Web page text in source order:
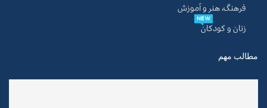
فرهنگ، هنر و آموزش
زنان و کودکان
NEW
مطالب مهم